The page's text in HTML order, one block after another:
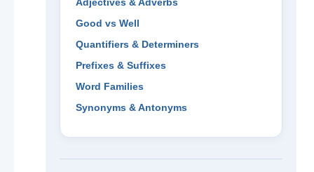
Adjectives & Adverbs
Good vs Well
Quantifiers & Determiners
Prefixes & Suffixes
Word Families
Synonyms & Antonyms